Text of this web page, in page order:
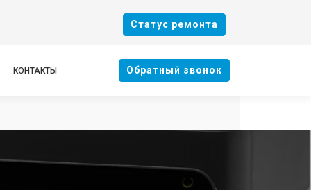
Cтатус ремонта
КОНТАКТЫ Oбратный звонок